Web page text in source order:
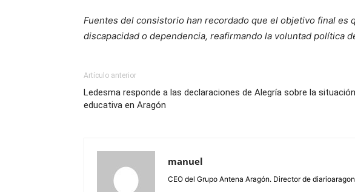
Fuentes del consistorio han recordado que el objetivo final es
discapacidad o dependencia, reafirmando la voluntad política
Artículo anterior
Ledesma responde a las declaraciones de Alegría sobre la situación
educativa en Aragón
manuel
CEO del Grupo Antena Aragón. Director de